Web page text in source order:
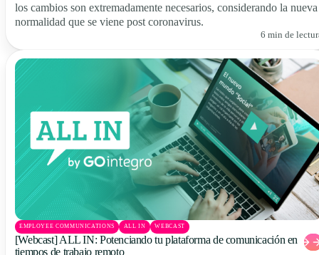
los cambios son extremadamente necesarios, considerando la nueva
normalidad que se viene post coronavirus.
6 min de
EMPLOYEE COMMUNICATIONS ALL IN WEBCAST
[Webcast] ALL IN: Potenciando tu plataforma de comunicación en
tiempos de trabajo remoto